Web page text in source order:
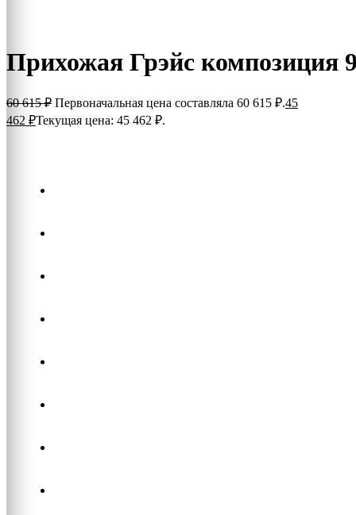
Прихожая Грэйс композиция
60 615₽ Первоначальная цена составляла 60 615 ₽.45
462 ₽Текущая цена: 45 462 ₽.